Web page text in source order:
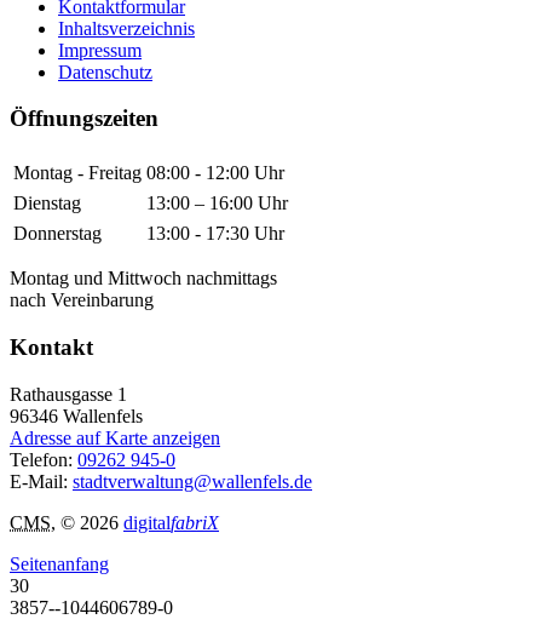
Kontaktformular
Inhaltsverzeichnis
Impressum
Datenschutz
Öffnungszeiten
Montag - Freitag 08:00 - 12:00 Uhr
Dienstag
13:00 – 16:00 Uhr
Donnerstag
13:00 - 17:30 Uhr
Montag und Mittwoch nachmittags
nach Vereinbarung
Kontakt
Rathausgasse 1
96346 Wallenfels
Adresse auf Karte anzeigen
Telefon: 09262 945-0
E-Mail: stadtverwaltung@wallenfels.de
CMS, © 2026 digitalfabriX
Seitenanfang
30
3857--1044606789-0